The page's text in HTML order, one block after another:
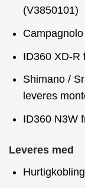
(V3850101)
ID360 XD-R
Shimano /
leveres
ID360 N3W
Leveres med